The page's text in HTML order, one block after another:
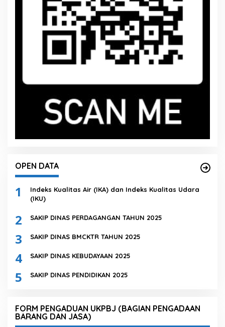
OPEN DATA
1
Indeks Kualitas Air (IKA) dan Indeks Kualitas Udara
(IKU)
2 SAKIP DINAS PERDAGANGAN TAHUN 2025
3 SAKIP DINAS BMCKTR TAHUN 2025
4 SAKIP DINAS KEBUDAYAAN 2025
5 SAKIP DINAS PENDIDIKAN 2025
FORM PENGADUAN UKPBJ (BAGIAN PENGADAAN
BARANG DAN JASA)